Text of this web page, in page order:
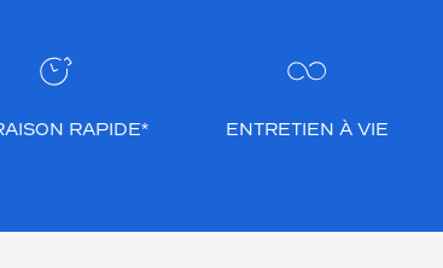
RAPIDE* ENTRETIEN À VIE